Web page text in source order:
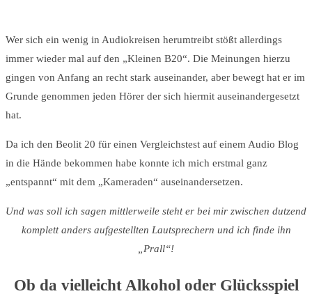
Wer sich ein wenig in Audiokreisen herumtreibt stößt allerdings
immer wieder mal auf den „Kleinen B20“. Die Meinungen hierzu
gingen von Anfang an recht stark auseinander, aber bewegt hat er im
Grunde genommen jeden Hörer der sich hiermit auseinandergesetzt
hat.
Da ich den Beolit 20 für einen Vergleichstest auf einem Audio Blog
in die Hände bekommen habe konnte ich mich erstmal ganz
„entspannt“ mit dem „Kameraden“ auseinandersetzen.
Und was soll ich sagen mittlerweile steht er bei mir zwischen dutzend
komplett anders aufgestellten Lautsprechern und ich finde ihn
„Prall“!
Ob da vielleicht Alkohol oder Glücksspiel